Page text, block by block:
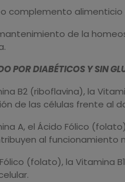
complemento alimenticio
de la
POR DIABÉTICOS Y SIN
B2 (riboflavina), la
de las células frente al
A, el Ácido Fólico
al funcionamiento
(folato), la Vitamina